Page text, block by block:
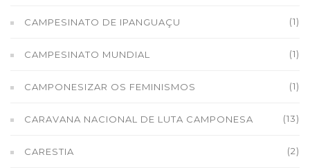
CAMPESINATO DE IPANGUAÇU (1)
CAMPESINATO MUNDIAL (1)
CAMPONESIZAR OS FEMINISMOS (1)
CARAVANA NACIONAL DE LUTA CAMPONESA (13)
CARESTIA (2)